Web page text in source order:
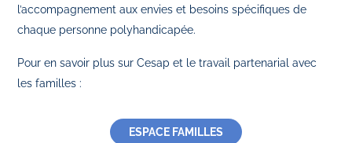
l’accompagnement aux envies et besoins spécifiques de
chaque personne polyhandicapée.
Pour en savoir plus sur Cesap et le travail partenarial avec
les familles :
ESPACE FAMILLES